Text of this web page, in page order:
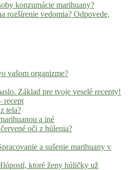
konzumácie marihuany?
rozšírenie vedomia? Odpovede,
vašom organizme?
Základ pre tvoje veselé recepty!
recept
tela?
a iné
oči z húlenia?
a sušenie marihuany v
ktoré ženy húličky už